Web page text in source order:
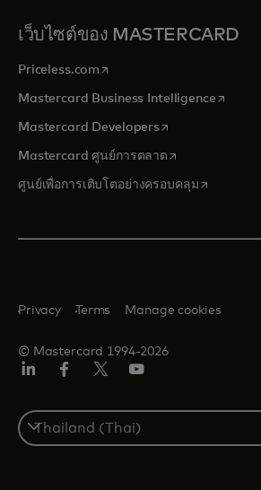
เว็บไซต์ของ MASTERCARD
Priceless.com opens in a new tab
Mastercard Business Intelligenceopens
Mastercard Developersopens in a new
Mastercard ศูนย์การตลาด opens in a new
ศูนย์เพื่อการเติบโตอย่างครอบคลุมopens in a
© Mastercard 1994-2026
Privacy Terms Manage cookies
Select
a
country
เตอร์/
เอ็กซ์